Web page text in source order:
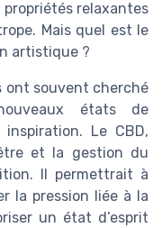
relaxantes
Mais quel est le
artistique ?
ont souvent cherché
états de
Le CBD,
et la gestion du
Il permettrait à
la pression liée à la
un état d’esprit